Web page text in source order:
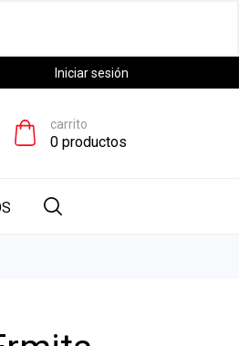
Iniciar sesión
carrito
0productos